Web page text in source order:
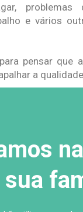
problemas
e vários
pensar que
a
sua